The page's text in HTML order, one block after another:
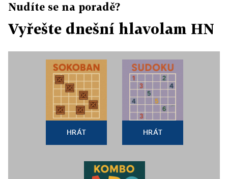
Nudíte se na poradě?
Vyřešte dnešní hlavolam HN
HRÁT HRÁT